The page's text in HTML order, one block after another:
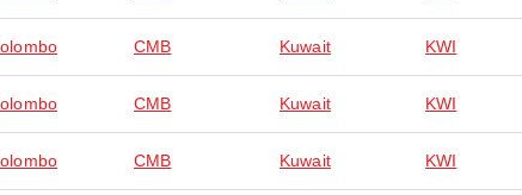
CMB Kuwait KWI
CMB Kuwait KWI
CMB Kuwait KWI